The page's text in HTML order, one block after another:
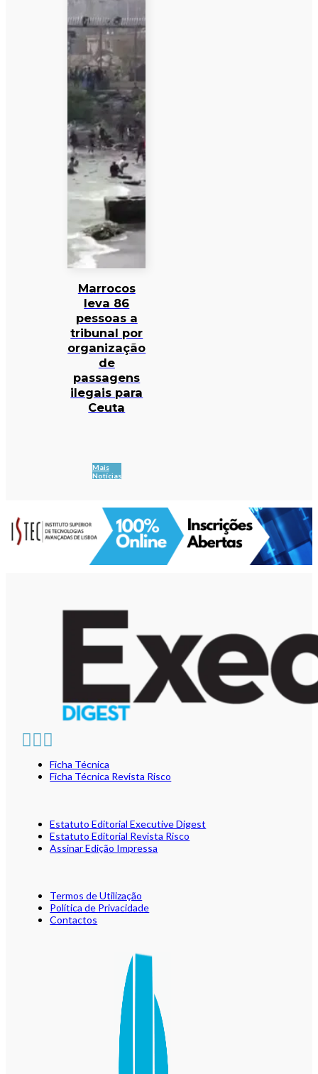
Marrocos
leva 86
pessoas a
tribunal por
organização
de
passagens
ilegais para
Ceuta
Mais
Notícias
Ficha Técnica
Ficha Técnica Revista Risco
Estatuto Editorial Executive Digest
Estatuto Editorial Revista Risco
Assinar Edição Impressa
Termos de Utilização
Política de Privacidade
Contactos